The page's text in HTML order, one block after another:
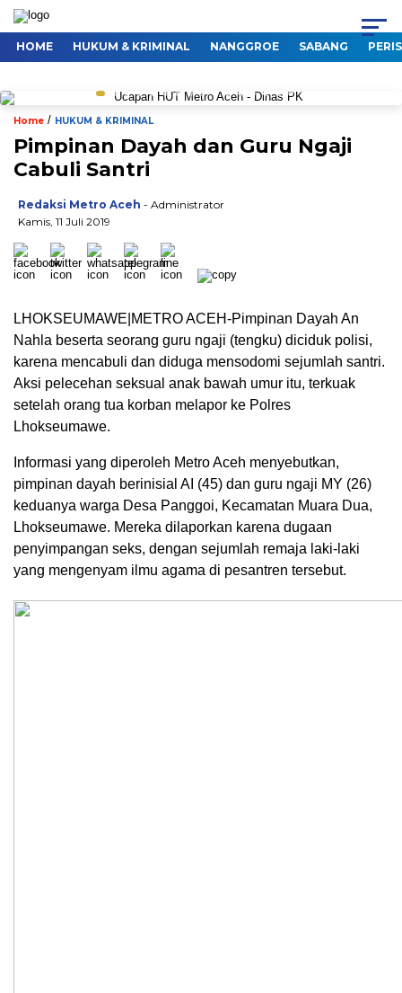
HOME HUKUM & KRIMINAL NANGGROE SABANG
Home / HUKUM & KRIMINAL
Pimpinan Dayah dan Guru Ngaji
Cabuli Santri
Redaksi Metro Aceh - Administrator
Kamis, 11 Juli 2019
LHOKSEUMAWE|METRO ACEH-Pimpinan Dayah An
Nahla beserta seorang guru ngaji (tengku) diciduk polisi,
karena mencabuli dan diduga mensodomi sejumlah santri.
Aksi pelecehan seksual anak bawah umur itu, terkuak
setelah orang tua korban melapor ke Polres
Lhokseumawe.
Informasi yang diperoleh Metro Aceh menyebutkan,
pimpinan dayah berinisial AI (45) dan guru ngaji MY (26)
keduanya warga Desa Panggoi, Kecamatan Muara Dua,
Lhokseumawe. Mereka dilaporkan karena dugaan
penyimpangan seks, dengan sejumlah remaja laki-laki
yang mengenyam ilmu agama di pesantren tersebut.